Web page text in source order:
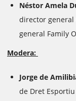
Néstor Amela
director general
general Family
Modera:
Jorge de
de Dret Esportiu